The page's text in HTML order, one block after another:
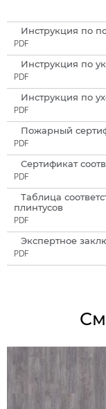
Инструкция по
PDF
Инструкция по
PDF
Инструкция по
PDF
Пожарный
PDF
Сертификат
PDF
Таблица
плинтусов
PDF
Экспертное
PDF